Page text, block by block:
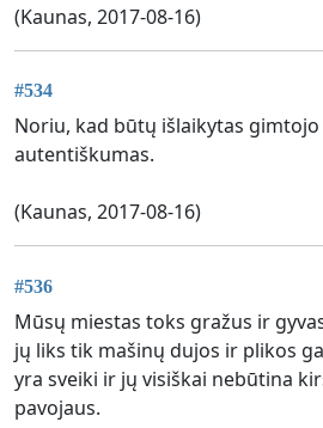
(Kaunas, 2017-08-16)
#534
Noriu, kad būtų išlaikytas
autentiškumas.
(Kaunas, 2017-08-16)
#536
Mūsų miestas toks gražus ir
jų liks tik mašinų dujos ir plikos
yra sveiki ir jų visiškai nebūtina
pavojaus.